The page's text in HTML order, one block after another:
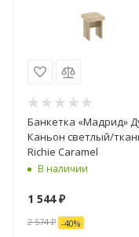
Банкетка «Мадрид»
Каньон светлый/
Richie Caramel
В наличии
1 544₽
2 574₽ -40%